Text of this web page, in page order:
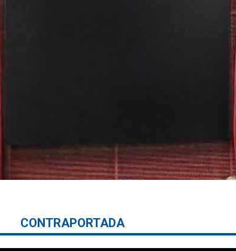
CONTRAPORTADA